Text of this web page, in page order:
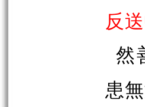
反
然
患